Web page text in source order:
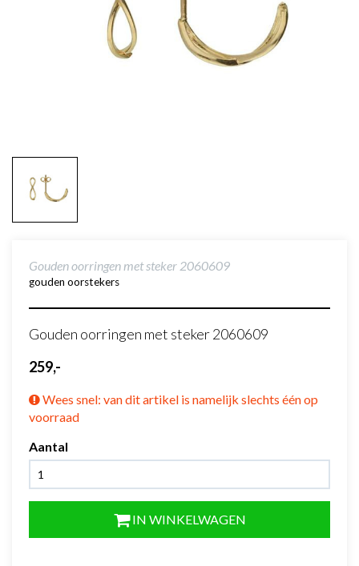
Gouden oorringen met steker 2060609
gouden oorstekers
Gouden oorringen met steker 2060609
259,-
Wees snel: van dit artikel is namelijk slechts één op
voorraad
Aantal
IN WINKELWAGEN